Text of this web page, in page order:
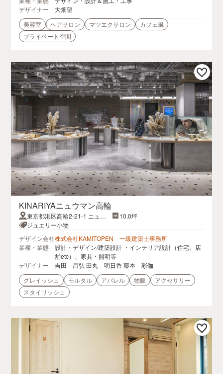
デザイナー
大畑望
美容室
ヘアサロン マツエクサロン
カフェ風
プライベート空間
KINARIYAニュウマン高輪
東京都港区高輪2-21-1 ニュウ
マン高輪
10.0坪
ジュエリー小物
デザイン会社株式会社KAMITOPEN 一級建築士事務所
業種・業態
設計・デザイン/建築設計 ・インテリア設計（住宅、店
舗etc）、家具・照明等
デザイナー
吉田 昌弘 田丸 明日香 藤本 彩伽
グレイッシュ
モルタル アパレル 物販
アクセサリー
スタイリッシュ